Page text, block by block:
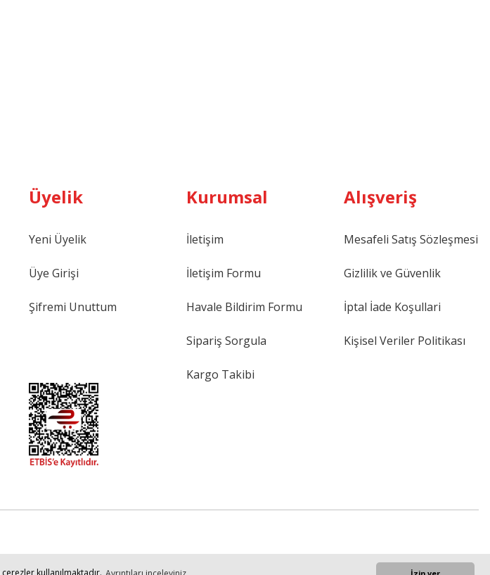
Üyelik
Yeni Üyelik
Üye Girişi
Şifremi Unuttum
Kurumsal
İletişim
İletişim Formu
Havale Bildirim Formu
Sipariş Sorgula
Kargo Takibi
Alışveriş
Mesafeli Satış Sözleşmesi
Gizlilik ve Güvenlik
İptal İade Koşullari
Kişisel Veriler Politikası